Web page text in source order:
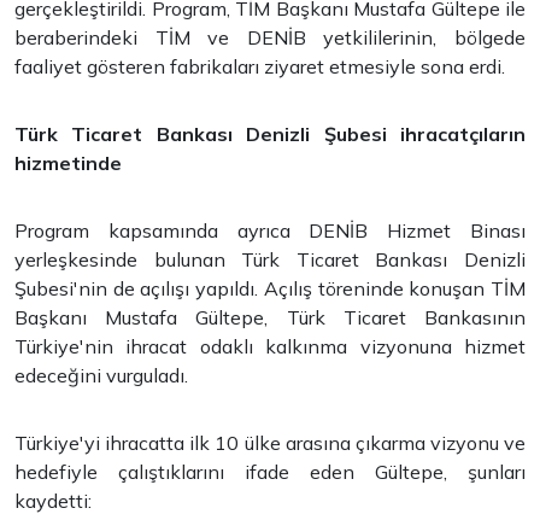
gerçekleştirildi. Program, TİM Başkanı Mustafa Gültepe ile
beraberindeki TİM ve DENİB yetkililerinin, bölgede
faaliyet gösteren fabrikaları ziyaret etmesiyle sona erdi.
Türk Ticaret Bankası Denizli Şubesi ihracatçıların
hizmetinde
Program kapsamında ayrıca DENİB Hizmet Binası
yerleşkesinde bulunan Türk Ticaret Bankası Denizli
Şubesi'nin de açılışı yapıldı. Açılış töreninde konuşan TİM
Başkanı Mustafa Gültepe, Türk Ticaret Bankasının
Türkiye'nin ihracat odaklı kalkınma vizyonuna hizmet
edeceğini vurguladı.
Türkiye'yi ihracatta ilk 10 ülke arasına çıkarma vizyonu ve
hedefiyle çalıştıklarını ifade eden Gültepe, şunları
kaydetti: